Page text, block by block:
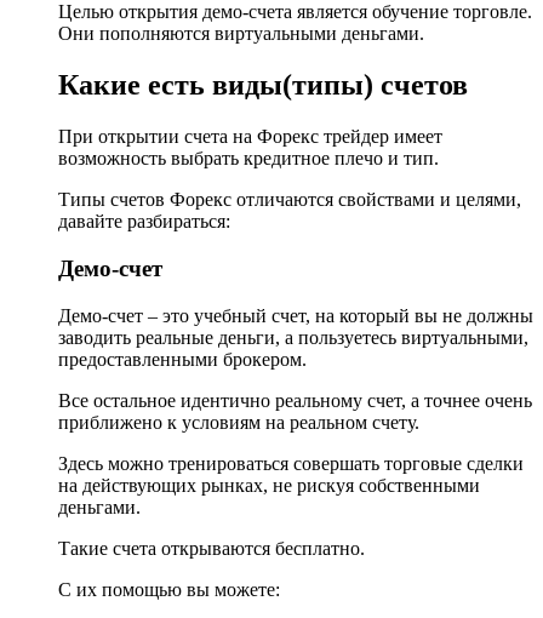
Целью открытия демо-счета является обучение торговле.
Они пополняются виртуальными деньгами.
Какие есть виды(типы) счетов
При открытии счета на Форекс трейдер имеет
возможность выбрать кредитное плечо и тип.
Типы счетов Форекс отличаются свойствами и целями,
давайте разбираться:
Демо-счет
Демо-счет – это учебный счет, на который вы не должны
заводить реальные деньги, а пользуетесь виртуальными,
предоставленными брокером.
Все остальное идентично реальному счет, а точнее очень
приближено к условиям на реальном счету.
Здесь можно тренироваться совершать торговые сделки
на действующих рынках, не рискуя собственными
деньгами.
Такие счета открываются бесплатно.
С их помощью вы можете: